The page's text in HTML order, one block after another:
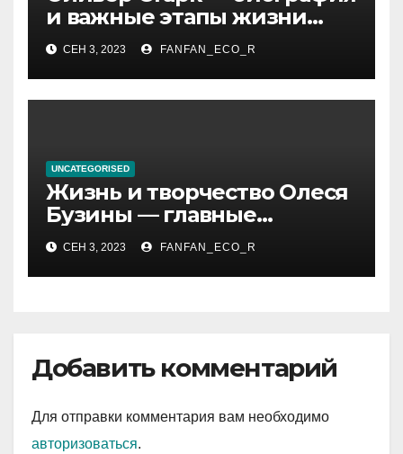
и важные этапы жизни
великого миллиардера и
супергероя
СЕН 3, 2023 FANFAN_ECO_R
UNCATEGORISED
Жизнь и творчество Олеся
Бузины — главные
события, достижения и
интересные факты из
личной жизни
СЕН 3, 2023 FANFAN_ECO_R
Добавить комментарий
Для отправки комментария вам необходимо
авторизоваться.